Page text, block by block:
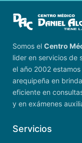
Somos el Centro
lider en servicios de
el año 2002 estamos
arequipeña en
eficiente en
y en exámenes
Servicios